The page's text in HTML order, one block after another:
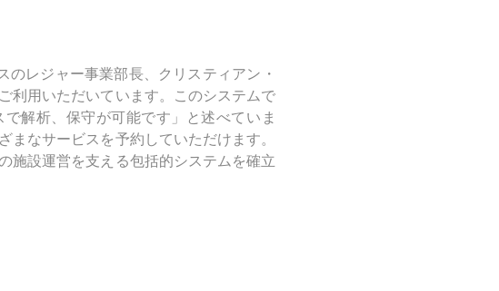
レジャー事業部長、クリスティアン・
利用いただいています。このシステムで
解析、保守が可能です」と述べていま
なサービスを予約していただけます。
施設運営を支える包括的システムを確立